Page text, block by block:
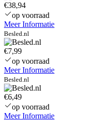
€38,94
op voorraad
Meer Informatie
Besled.nl
€7,99
op voorraad
Meer Informatie
Besled.nl
€6,49
op voorraad
Meer Informatie